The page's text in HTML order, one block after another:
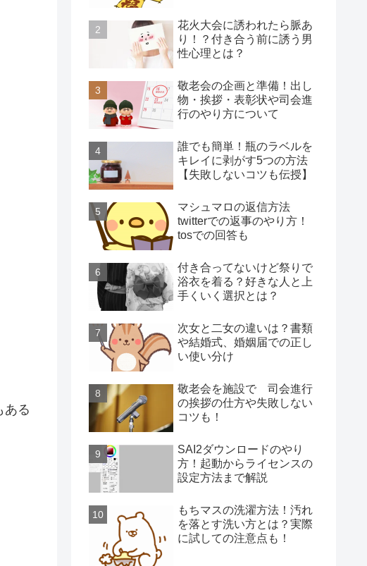
ある
花火大会に誘われたら脈あ
り！？付き合う前に誘う男
性心理とは？
敬老会の企画と準備！出し
物・挨拶・表彰状や司会進
行のやり方について
誰でも簡単！瓶のラベルを
キレイに剥がす5つの方法
【失敗しないコツも伝授】
マシュマロの返信方法
twitterでの返事のやり方！
tosでの回答も
付き合ってないけど祭りで
浴衣を着る？好きな人と上
手くいく選択とは？
次女と二女の違いは？書類
や結婚式、婚姻届での正し
い使い分け
敬老会を施設で 司会進行
の挨拶の仕方や失敗しない
コツも！
SAI2ダウンロードのやり
方！起動からライセンスの
設定方法まで解説
もちマスの洗濯方法！汚れ
を落とす洗い方とは？実際
に試しての注意点も！